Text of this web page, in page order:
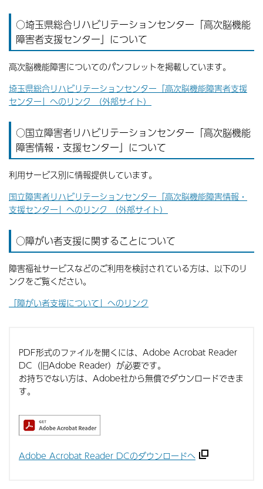
○埼玉県総合リハビリテーションセンター「高次脳機能
障害者支援センター」について
高次脳機能障害についてのパンフレットを掲載しています。
埼玉県総合リハビリテーションセンター「高次脳機能障害者支援
センター」へのリンク （外部サイト）
○国立障害者リハビリテーションセンター「高次脳機能
障害情報・支援センター」について
利用サービス別に情報提供しています。
国立障害者リハビリテーションセンター「高次脳機能障害情報・
支援センター」へのリンク （外部サイト）
○障がい者支援に関することについて
障害福祉サービスなどのご利用を検討されている方は、以下のリ
ンクをご覧ください。
「障がい者支援について」へのリンク
PDF形式のファイルを開くには、Adobe Acrobat Reader
DC（旧Adobe Reader）が必要です。
お持ちでない方は、Adobe社から無償でダウンロードできま
す。
Adobe Acrobat Reader DCのダウンロードへ